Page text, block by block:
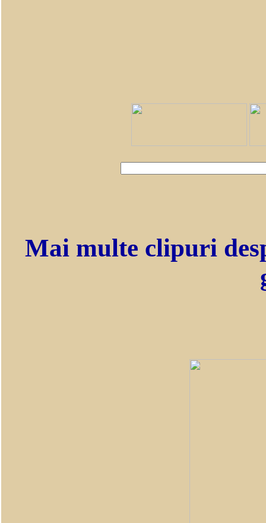
Mai multe clipuri